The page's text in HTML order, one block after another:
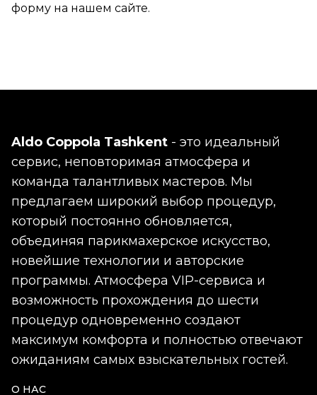
форму на нашем сайте.
Aldo Coppola Tashkent - это идеальный
сервис, неповторимая атмосфера и
команда талантливых мастеров. Мы
предлагаем широкий выбор процедур,
который постоянно обновляется,
объединяя парикмахерское искусство,
новейшие технологии и авторские
программы. Атмосфера VIP-сервиса и
возможность прохождения до шести
процедур одновременно создают
максимум комфорта и полностью отвечают
ожиданиям самых взыскательных гостей.
О НАС